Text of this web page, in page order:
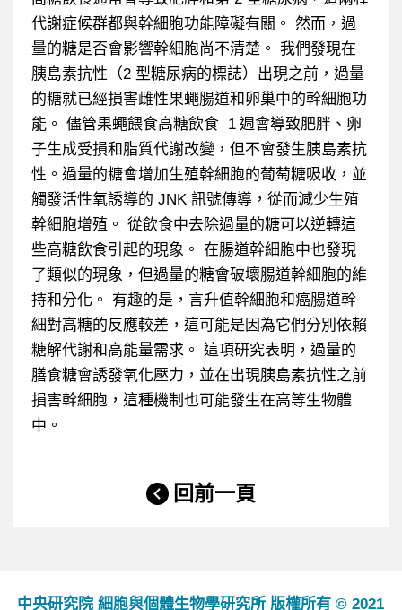
代謝症候群都與幹細胞功能障礙有關。 然而，過
量的糖是否會影響幹細胞尚不清楚。 我們發現在
胰島素抗性（2 型糖尿病的標誌）出現之前，過量
的糖就已經損害雌性果蠅腸道和卵巢中的幹細胞功
能。 儘管果蠅餵食高糖飲食 1 週會導致肥胖、卵
子生成受損和脂質代謝改變，但不會發生胰島素抗
性。過量的糖會增加生殖幹細胞的葡萄糖吸收，並
觸發活性氧誘導的 JNK 訊號傳導，從而減少生殖
幹細胞增殖。 從飲食中去除過量的糖可以逆轉這
些高糖飲食引起的現象。 在腸道幹細胞中也發現
了類似的現象，但過量的糖會破壞腸道幹細胞的維
持和分化。 有趣的是，言升值幹細胞和癌腸道幹
細對高糖的反應較差，這可能是因為它們分別依賴
糖解代謝和高能量需求。 這項研究表明，過量的
膳食糖會誘發氧化壓力，並在出現胰島素抗性之前
損害幹細胞，這種機制也可能發生在高等生物體
中。
回前一頁
中央研究院 細胞與個體生物學研究所 版權所有 © 2021